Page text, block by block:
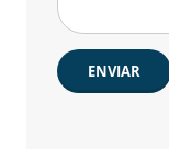
ENVIAR